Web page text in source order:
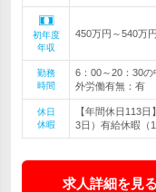
初年度
年収
450万円～540万円
勤務
時間
6：00～20：30
外労働有無：有
休日
休暇
【年間休日113
3日）有給休暇（
求人詳細を見る